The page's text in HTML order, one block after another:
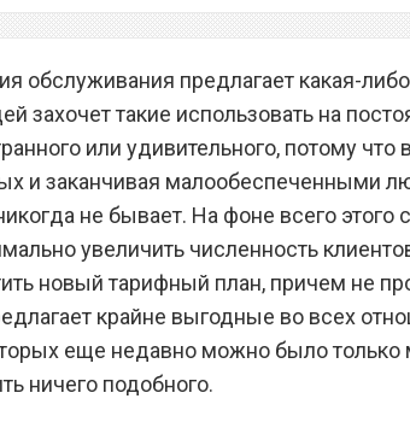
Tele2 запустил
самый лучший в
обслуживания предлагает какая-
захочет такие использовать на
или удивительного, потому что
и заканчивая малообеспеченными
не бывает. На фоне всего этого
увеличить численность
новый тарифный план, причем не
крайне выгодные во всех
еще недавно можно было только
ничего подобного.